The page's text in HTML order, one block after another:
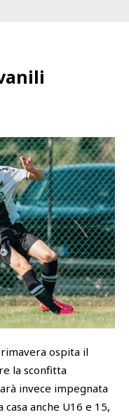
Universidad Europea
ospita il
la sconfitta
invece impegnata
anche U16 e 15,